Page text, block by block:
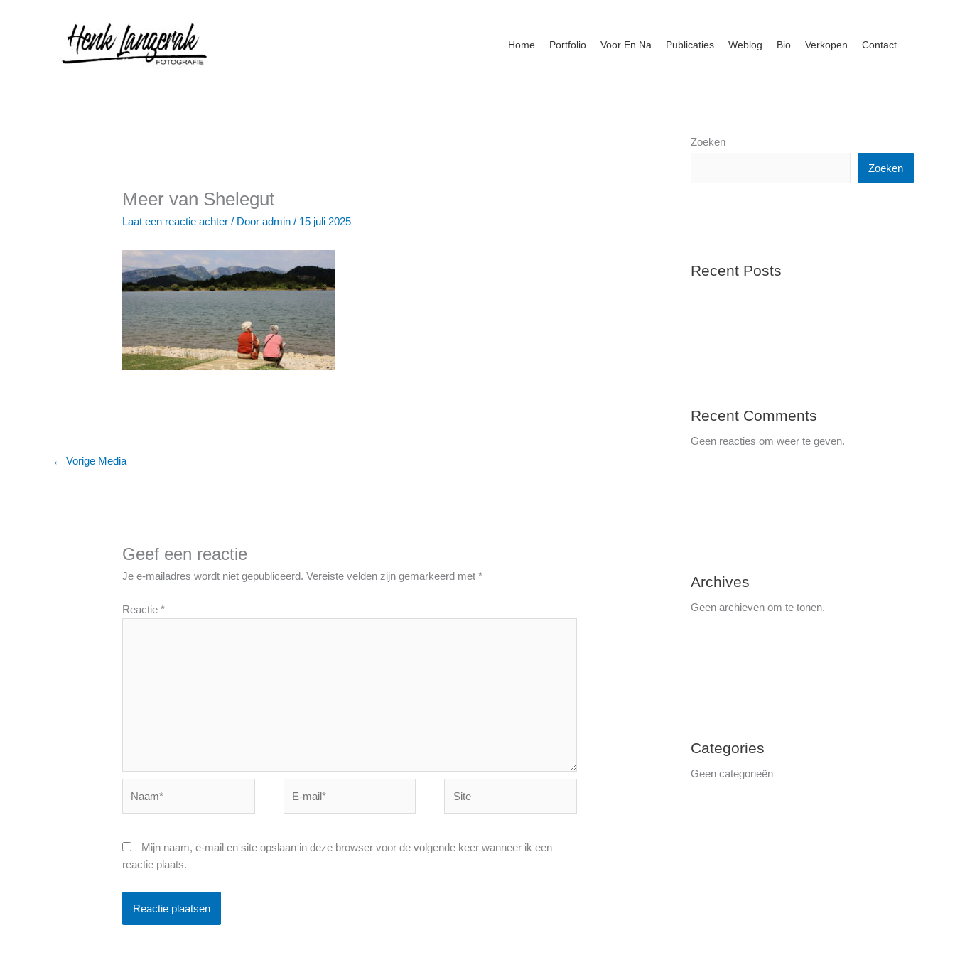
Home Portfolio Voor En Na Publicaties Weblog Bio Verkopen Contact
Meer van Shelegut
Laat een reactie achter / Dooradmin/ 15 juli 2025
← Vorige Media
Geef een reactie
Je e-mailadres wordt niet gepubliceerd. Vereiste velden zijn gemarkeerd met*
Reactie*
mail*
Mijn naam, e-mail en site opslaan in deze browser voor de volgende keer wanneer ik een
reactie plaats.
Zoeken
Zoeken
Recent Posts
Recent Comments
Geen reacties om weer te geven.
Archives
Geen archieven om te tonen.
Categories
Geen categorieën